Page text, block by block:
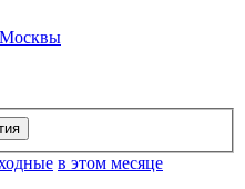
Москвы
в этом месяце